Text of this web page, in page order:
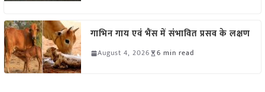
गाभिन गाय एवं भैंस में संभावित प्रसव के लक्षण
August 4, 2026 6 min read